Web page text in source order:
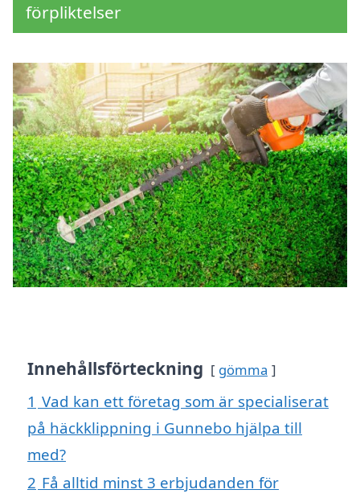
förpliktelser
Innehållsförteckning gömma
1 Vad kan ett företag som är specialiserat
på häckklippning i Gunnebo hjälpa till
med?
2 Få alltid minst 3 erbjudanden för